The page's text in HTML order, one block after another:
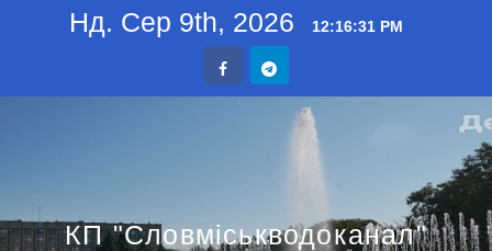
Нд. Сер 9th, 2026 12:16:31 PM
КП "Словміськводоканал"